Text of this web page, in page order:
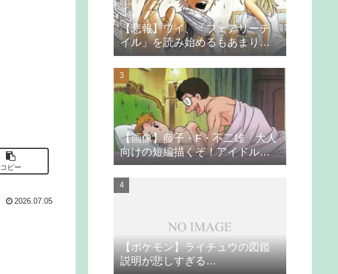
コピー
2026.07.05
【悲報】ワイ、「フェアリーテ
イル」を読み始めるもあまりの
つまらなさに挫折する
【画像】藤子・F・不二雄「大人
向けの短編描くぞ！アイドルが
無理やり抱かれるシーン入れ
よ」
【ポケモン】ライチュウの図鑑
説明が悲しすぎる…